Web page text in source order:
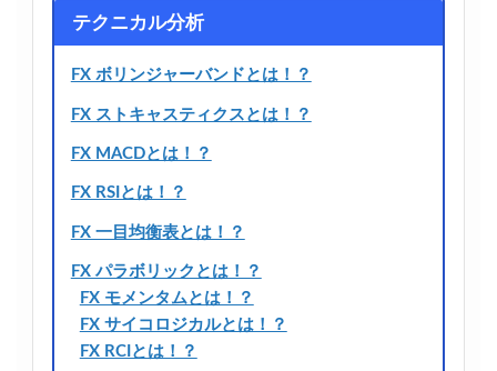
テクニカル分析
FX ボリンジャーバンドとは！？
FX ストキャスティクスとは！？
FX MACDとは！？
FX RSIとは！？
FX 一目均衡表とは！？
FX パラボリックとは！？
FX モメンタムとは！？
FX サイコロジカルとは！？
FX RCIとは！？